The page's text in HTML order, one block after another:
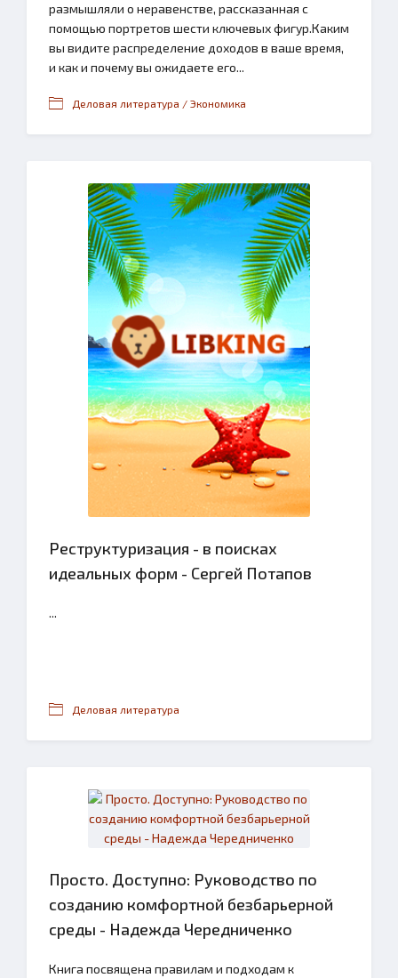
размышляли о неравенстве, рассказанная с
помощью портретов шести ключевых фигур.Каким
вы видите распределение доходов в ваше время,
и как и почему вы ожидаете его...
Деловая литература / Экономика
Реструктуризация - в поисках
идеальных форм - Сергей Потапов
...
Деловая литература
Просто. Доступно: Руководство по
созданию комфортной безбарьерной
среды - Надежда Чередниченко
Книга посвящена правилам и подходам к